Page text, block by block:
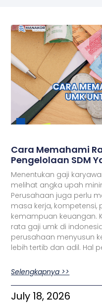
Cara Memahami
Pengelolaan SDM
Menentukan gaji
melihat angka upah
Perusahaan juga perlu
masa kerja, kompetensi,
kemampuan keuangan.
rata gaji umk di
perusahaan menyusun
lebih tertib dan adil. Hal
Selengkapnya >>
July 18, 2026